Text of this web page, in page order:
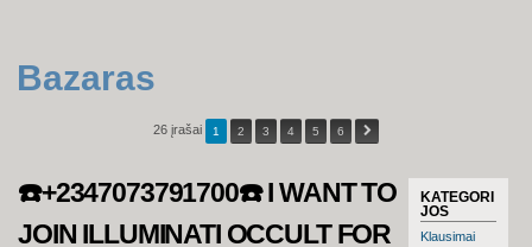
Bazaras
26 įrašai 1 2 3 4 5 6
KATEGORI
JOS
Klausimai
☎️+2347073791700☎️ I WANT TO
JOIN ILLUMINATI OCCULT FOR